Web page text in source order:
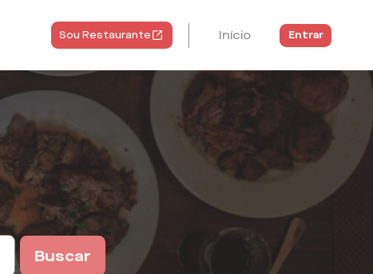
Sou Restaurante Início Entrar
Buscar